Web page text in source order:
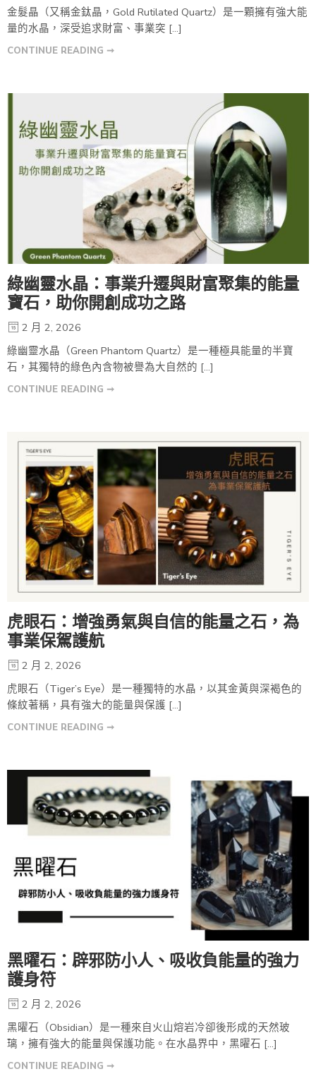
金髮晶（又稱金鈦晶，Gold Rutilated Quartz）是一顆擁有強大能
量的水晶，深受追求財富、事業突 […]
CONTINUE READING ➞
綠幽靈水晶：事業升遷與財富聚集的能量
寶石，助你開創成功之路
2 月 2, 2026
綠幽靈水晶（Green Phantom Quartz）是一種極具能量的半寶
石，其獨特的綠色內含物被譽為大自然的 […]
CONTINUE READING ➞
虎眼石：增強勇氣與自信的能量之石，為
事業保駕護航
2 月 2, 2026
虎眼石（Tiger’s Eye）是一種獨特的水晶，以其金黃與深褐色的
條紋著稱，具有強大的能量與保護 […]
CONTINUE READING ➞
黑曜石：辟邪防小人、吸收負能量的強力
護身符
2 月 2, 2026
黑曜石（Obsidian）是一種來自火山熔岩冷卻後形成的天然玻
璃，擁有強大的能量與保護功能。在水晶界中，黑曜石 […]
CONTINUE READING ➞